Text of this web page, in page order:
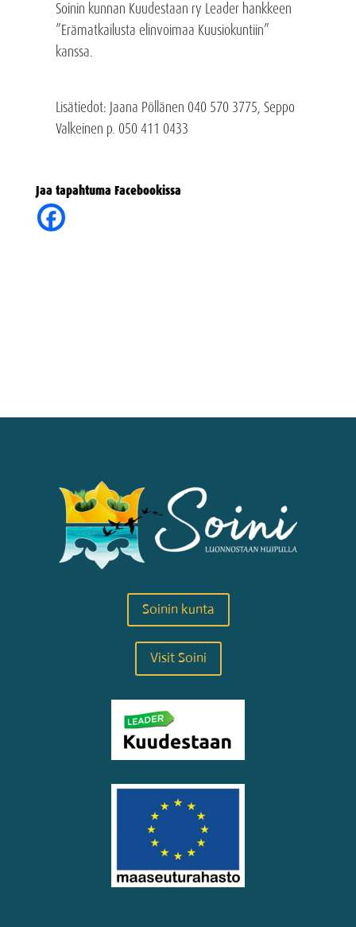
Soinin kunnan Kuudestaan ry Leader hankkeen
”Erämatkailusta elinvoimaa Kuusiokuntiin”
kanssa.
Lisätiedot: Jaana Pöllänen 040 570 3775, Seppo
Valkeinen p. 050 411 0433
Jaa tapahtuma Facebookissa
Soinin kunta
Visit Soini